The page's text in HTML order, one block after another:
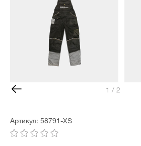
1 / 2
Артикул: 58791-XS